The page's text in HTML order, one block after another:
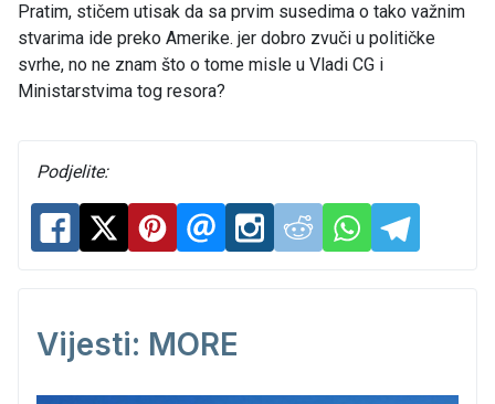
Pratim, stičem utisak da sa prvim susedima o tako važnim
stvarima ide preko Amerike. jer dobro zvuči u političke
svrhe, no ne znam što o tome misle u Vladi CG i
Ministarstvima tog resora?
Podjelite:
Vijesti: MORE